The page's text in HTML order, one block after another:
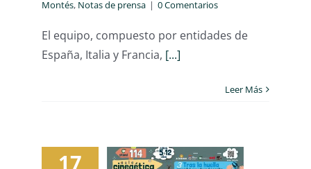
Montés, Notas de prensa | 0 Comentarios
El equipo, compuesto por entidades de
España, Italia y Francia, [...]
Leer Más
17